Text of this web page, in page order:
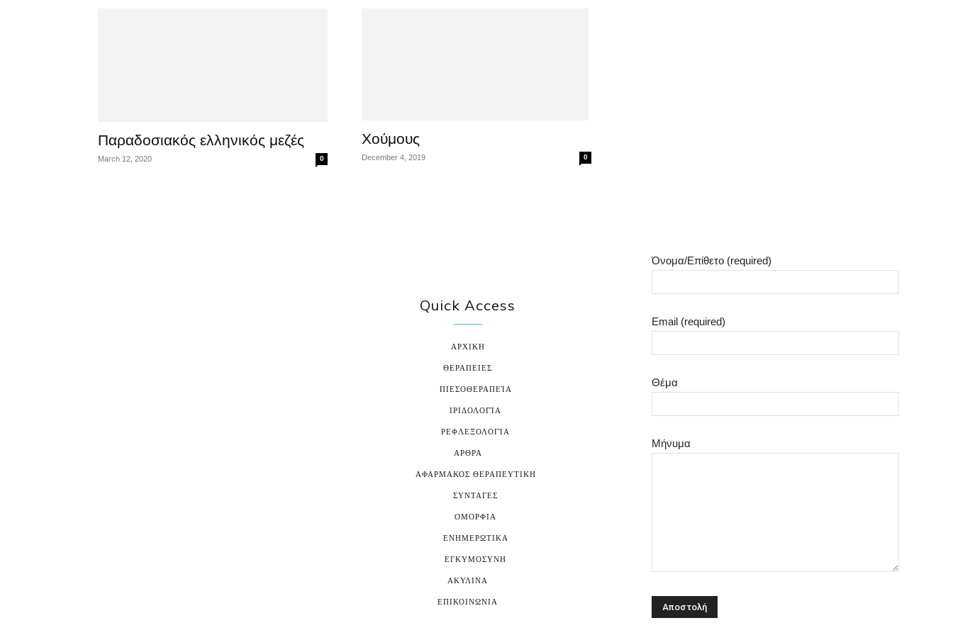
Παραδοσιακός ελληνικός μεζές
March 12, 2020 0
Χούμους
December 4, 2019 0
Quick Access
ΑΡΧΙΚΗ
ΘΕΡΑΠΕΙΕΣ
ΠΙΕΣΟΘΕΡΑΠΕΊΑ
ΙΡΙΔΟΛΟΓΊΑ
ΡΕΦΛΕΞΟΛΟΓΊΑ
ΑΡΘΡΑ
ΑΦΑΡΜΑΚΟΣ ΘΕΡΑΠΕΥΤΙΚΗ
ΣΥΝΤΑΓΕΣ
ΟΜΟΡΦΙΑ
ΕΝΗΜΕΡΩΤΙΚΑ
ΕΓΚΥΜΟΣΥΝΗ
ΑΚΥΛΙΝΑ
ΕΠΙΚΟΙΝΩΝΙΑ
Όνομα/Επίθετο (required)
Email (required)
Θέμα
Μήνυμα